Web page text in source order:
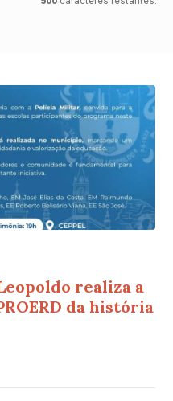
realiza a
da história